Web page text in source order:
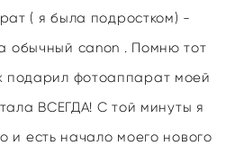
( я была подростком) -
обычный canon . Помню тот
подарил фотоаппарат моей
ВСЕГДА! С той минуты я
и есть начало моего нового